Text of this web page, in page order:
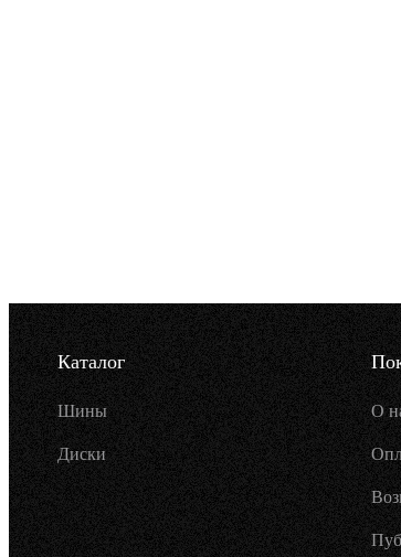
Каталог
Шины
Диски
О